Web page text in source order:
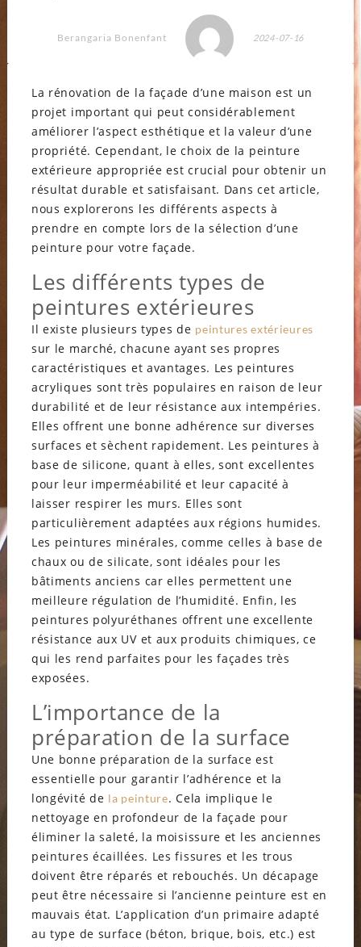
Berangaria Bonenfant 2024-07-16
La rénovation de la façade d’une maison est un
projet important qui peut considérablement
améliorer l’aspect esthétique et la valeur d’une
propriété. Cependant, le choix de la peinture
extérieure appropriée est crucial pour obtenir un
résultat durable et satisfaisant. Dans cet article,
nous explorerons les différents aspects à
prendre en compte lors de la sélection d’une
peinture pour votre façade.
Les différents types de
peintures extérieures
Il existe plusieurs types de peintures extérieures
sur le marché, chacune ayant ses propres
caractéristiques et avantages. Les peintures
acryliques sont très populaires en raison de leur
durabilité et de leur résistance aux intempéries.
Elles offrent une bonne adhérence sur diverses
surfaces et sèchent rapidement. Les peintures à
base de silicone, quant à elles, sont excellentes
pour leur imperméabilité et leur capacité à
laisser respirer les murs. Elles sont
particulièrement adaptées aux régions humides.
Les peintures minérales, comme celles à base de
chaux ou de silicate, sont idéales pour les
bâtiments anciens car elles permettent une
meilleure régulation de l’humidité. Enfin, les
peintures polyuréthanes offrent une excellente
résistance aux UV et aux produits chimiques, ce
qui les rend parfaites pour les façades très
exposées.
L’importance de la
préparation de la surface
Une bonne préparation de la surface est
essentielle pour garantir l’adhérence et la
longévité de la peinture. Cela implique le
nettoyage en profondeur de la façade pour
éliminer la saleté, la moisissure et les anciennes
peintures écaillées. Les fissures et les trous
doivent être réparés et rebouchés. Un décapage
peut être nécessaire si l’ancienne peinture est en
mauvais état. L’application d’un primaire adapté
au type de surface (béton, brique, bois, etc.) est